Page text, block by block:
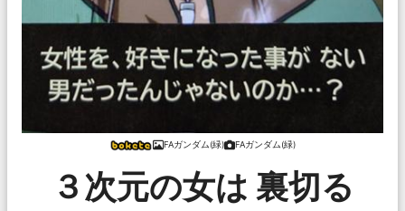
FAガンダム(緑) FAガンダム(緑)
３次元の女は 裏切る